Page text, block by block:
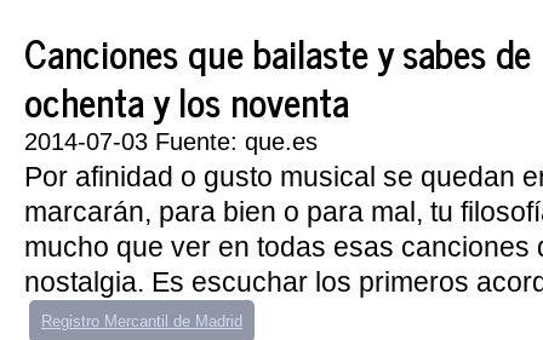
Canciones que bailaste y sabes
ochenta y los noventa
2014-07-03 Fuente: que.es
Por afinidad o gusto musical se quedan
marcarán, para bien o para mal, tu
mucho que ver en todas esas canciones
nostalgia. Es escuchar los primeros
Registro Mercantil de Madrid